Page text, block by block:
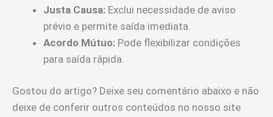
Justa Causa: Exclui necessidade de aviso
prévio e permite saída imediata.
Acordo Mútuo: Pode flexibilizar condições
para saída rápida.
Gostou do artigo? Deixe seu comentário abaixo e não
deixe de conferir outros conteúdos no nosso site